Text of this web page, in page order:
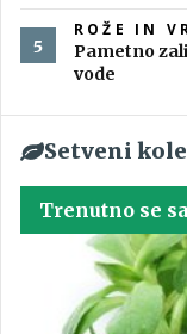
ROŽE IN
Pametno
vode
Setveni
Trenutno se